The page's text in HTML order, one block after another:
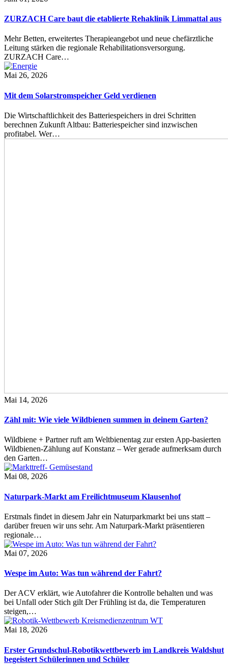
ZURZACH Care baut die etablierte Rehaklinik Limmattal aus
Mehr Betten, erweitertes Therapieangebot und neue chefärztliche
Leitung stärken die regionale Rehabilitationsversorgung.
ZURZACH Care…
Mai 26, 2026
Mit dem Solarstromspeicher Geld verdienen
Die Wirtschaftlichkeit des Batteriespeichers in drei Schritten
berechnen Zukunft Altbau: Batteriespeicher sind inzwischen
profitabel. Wer…
Mai 14, 2026
Zähl mit: Wie viele Wildbienen summen in deinem Garten?
Wildbiene + Partner ruft am Weltbienentag zur ersten App-basierten
Wildbienen-Zählung auf Konstanz – Wer gerade aufmerksam durch
den Garten…
Mai 08, 2026
Naturpark-Markt am Freilichtmuseum Klausenhof
Erstmals findet in diesem Jahr ein Naturparkmarkt bei uns statt –
darüber freuen wir uns sehr. Am Naturpark-Markt präsentieren
regionale…
Mai 07, 2026
Wespe im Auto: Was tun während der Fahrt?
Der ACV erklärt, wie Autofahrer die Kontrolle behalten und was
bei Unfall oder Stich gilt Der Frühling ist da, die Temperaturen
steigen,…
Mai 18, 2026
Erster Grundschul-Robotikwettbewerb im Landkreis Waldshut
begeistert Schülerinnen und Schüler